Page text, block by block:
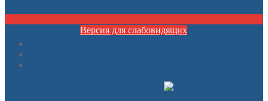
Версия для слабовидящих